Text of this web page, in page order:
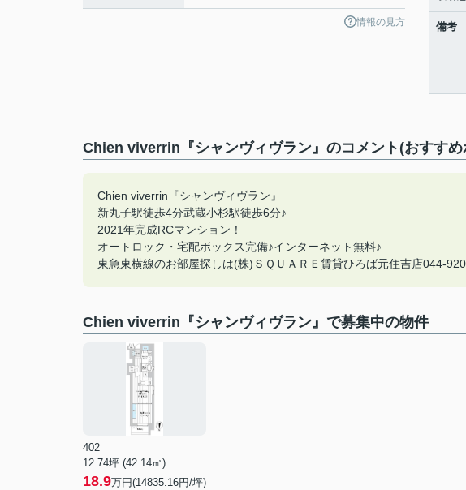
情報の見方 備考
Chien viverrin『シャンヴィヴラン』のコメント(おすすめ
Chien viverrin『シャンヴィヴラン』
新丸子駅徒歩4分武蔵小杉駅徒歩6分♪
2021年完成RCマンション！
オートロック・宅配ボックス完備♪インターネット無料♪
東急東横線のお部屋探しは(株)ＳＱＵＡＲＥ賃貸ひろば元住吉店044-
Chien viverrin『シャンヴィヴラン』で募集中の物件
402
12.74坪 (42.14㎡)
18.9万円(14835.16円/坪)